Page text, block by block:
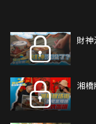
財神
湘